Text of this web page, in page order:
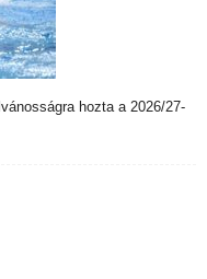
hozta a 2026/27-